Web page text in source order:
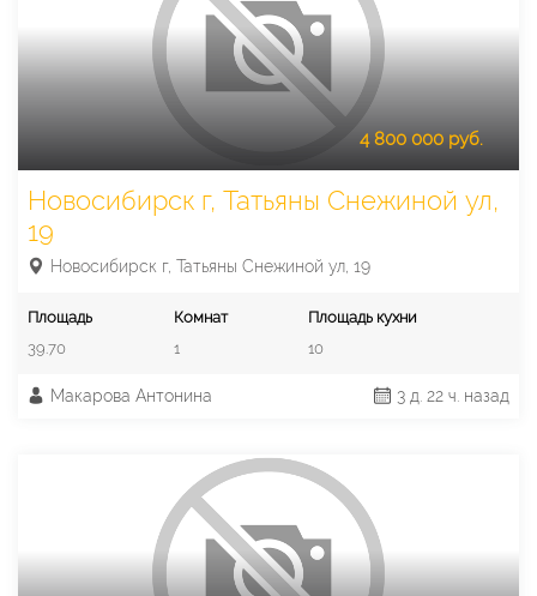
4 800 000 руб.
Новосибирск г, Татьяны Снежиной ул,
19
Новосибирск г, Татьяны Снежиной ул, 19
Площадь
39.70
Комнат
1
Площадь кухни
10
Макарова Антонина 3 д. 22 ч. назад